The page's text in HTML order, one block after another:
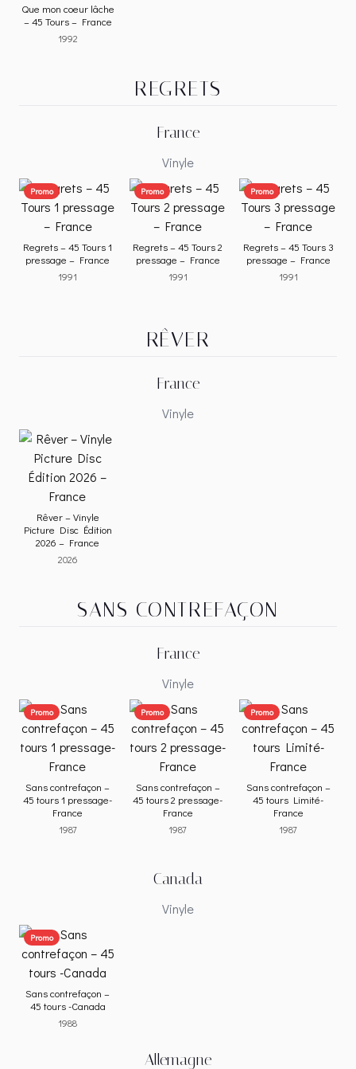
Que mon coeur lâche
– 45 Tours – France
1992
REGRETS
France
Vinyle
Promo
Regrets – 45 Tours 1
pressage – France
1991
Promo
Regrets – 45 Tours 2
pressage – France
1991
Promo
Regrets – 45 Tours 3
pressage – France
1991
RÊVER
France
Vinyle
Rêver – Vinyle
Picture Disc Édition
2026 – France
2026
SANS CONTREFAÇON
France
Vinyle
Promo
Sans contrefaçon –
45 tours 1 pressage-
France
1987
Promo
Sans contrefaçon –
45 tours 2 pressage-
France
1987
Promo
Sans contrefaçon –
45 tours Limité-
France
1987
Canada
Vinyle
Promo
Sans contrefaçon –
45 tours -Canada
1988
Allemagne